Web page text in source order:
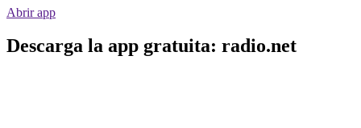
Abrir app
Descarga la app gratuita: radio.net